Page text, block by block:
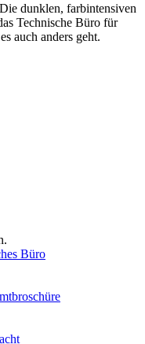
dunklen, farbintensiven
Technische Büro für
auch anders geht.